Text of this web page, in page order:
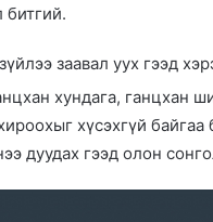
битгий.
заавал уух гээд
хундага, ганцхан
хүсэхгүй
дуудах гээд олон